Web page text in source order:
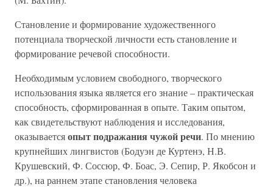
Становление и формирование художественного
потенциала творческой личности есть становление и
формирование речевой способности.
Необходимым условием свободного, творческого
использования языка является его знание – практическая
способность, сформированная в опыте. Таким опытом,
как свидетельствуют наблюдения и исследования,
оказываетсяопыт подражания чужой речи. По мнению
крупнейших лингвистов (Бодуэн де Куртенэ, Н.В.
Крушевский, Ф. Соссюр, Ф. Боас, Э. Сепир, Р. Якобсон и
др.), на раннем этапе становления человека